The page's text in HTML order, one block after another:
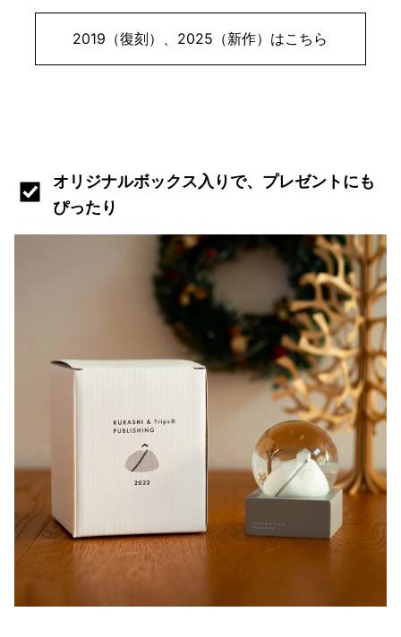
2019（復刻）、2025（新作）はこちら
オリジナルボックス入りで、プレゼントにも
ぴったり